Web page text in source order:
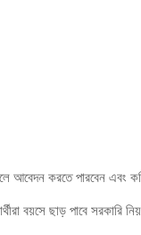
আবেদন করতে পারবেন এবং
বয়সে ছাড় পাবে সরকারি